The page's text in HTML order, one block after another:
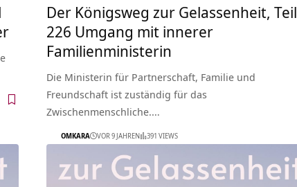
Der Königsweg zur Gelassenheit, Teil
226 Umgang mit innerer
Familienministerin
Die Ministerin für Partnerschaft, Familie und
Freundschaft ist zuständig für das
Zwischenmenschliche.…
OMKARA VOR 9 JAHREN 391 VIEWS